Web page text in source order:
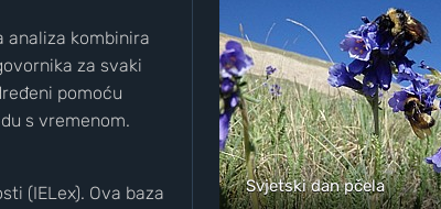
analiza kombinira
za svaki
pomoću
s vremenom.
(IELex). Ova baza
obližnjih galaksija Svjetski dan pčela